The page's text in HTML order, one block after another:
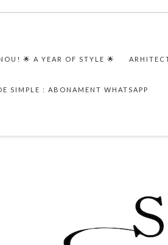
🌟 A YEAR OF STYLE 🌟
SIMPLE : ABONAMENT WHATSAPP